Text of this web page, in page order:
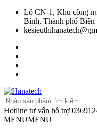
Lô CN-1, Khu công
Bình, Thành phố
Hotline tư vấn hỗ trợ
MENUMENU